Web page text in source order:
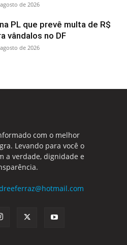
de 2026
PL que prevê multa de R$
vândalos no DF
de 2026
com o melhor
Levando para você o
a verdade, dignidade e